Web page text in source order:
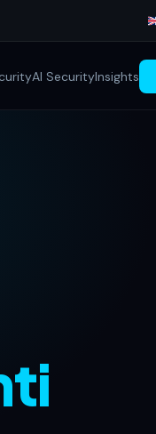
AI SecurityInsights